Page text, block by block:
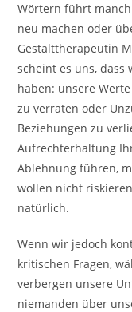
Wörtern führt
neu machen oder
Gestalttherapeutin
scheint es uns,
haben: unsere
zu verraten oder
Beziehungen zu
Aufrechterhaltung
Ablehnung führen,
wollen nicht
natürlich.
Wenn wir jedoch
kritischen Fragen,
verbergen unsere
niemanden über